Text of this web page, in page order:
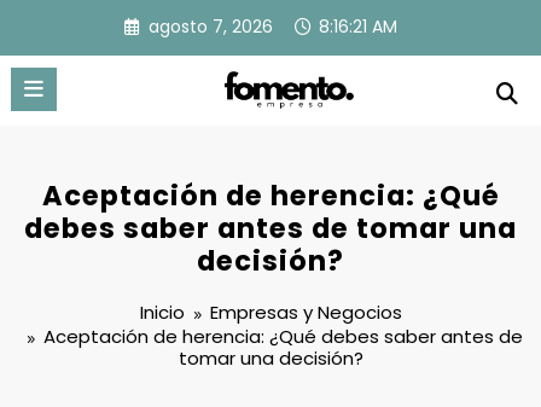
contenido
agosto 7, 2026 8:16:22 AM
Aceptación de herencia: ¿Qué
debes saber antes de tomar una
decisión?
Inicio
Empresas y Negocios
Aceptación de herencia: ¿Qué debes saber antes de
tomar una decisión?